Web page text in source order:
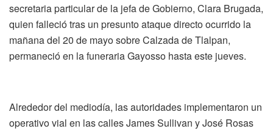
secretaria particular de la jefa de Gobierno, Clara Brugada,
quien falleció tras un presunto ataque directo ocurrido la
mañana del 20 de mayo sobre Calzada de Tlalpan,
permaneció en la funeraria Gayosso hasta este jueves.
Alrededor del mediodía, las autoridades implementaron un
operativo vial en las calles James Sullivan y José Rosas